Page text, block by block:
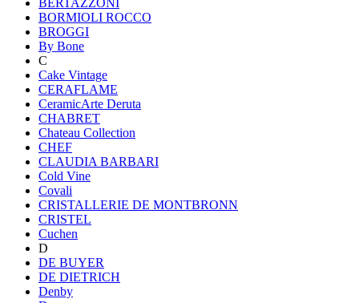
BORMIOLI ROCCO
BROGGI
By Bone
C
Cake Vintage
CERAFLAME
CeramicArte Deruta
CHABRET
Chateau Collection
CHEF
CLAUDIA BARBARI
Cold Vine
Covali
CRISTALLERIE DE MONTBRONN
CRISTEL
Cuchen
D
DE BUYER
DE DIETRICH
Denby